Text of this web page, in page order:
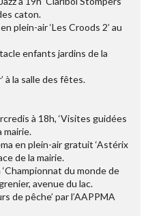
caton.
plein-air ‘Les Croods 2’ au
enfants jardins de la
à la salle des fêtes.
à 18h, ‘Visites guidées
mairie.
en plein-air gratuit ‘Astérix
de la mairie.
du monde de
avenue du lac.
de pêche’ par l’AAPPMA